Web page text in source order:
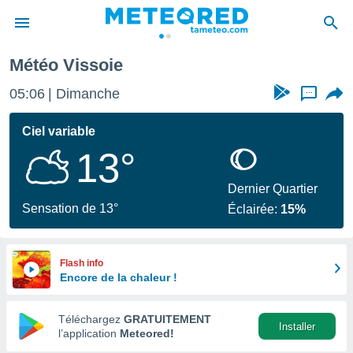
de
en
Météo Vissoie
05:06 Dimanche ...
Ciel variable
13°
Sensation de 13°
Dernier Quartier
Éclairée: 15%
Flash info
Encore de la chaleur !
Téléchargez GRATUITEMENT
l’application Meteored!
Installer